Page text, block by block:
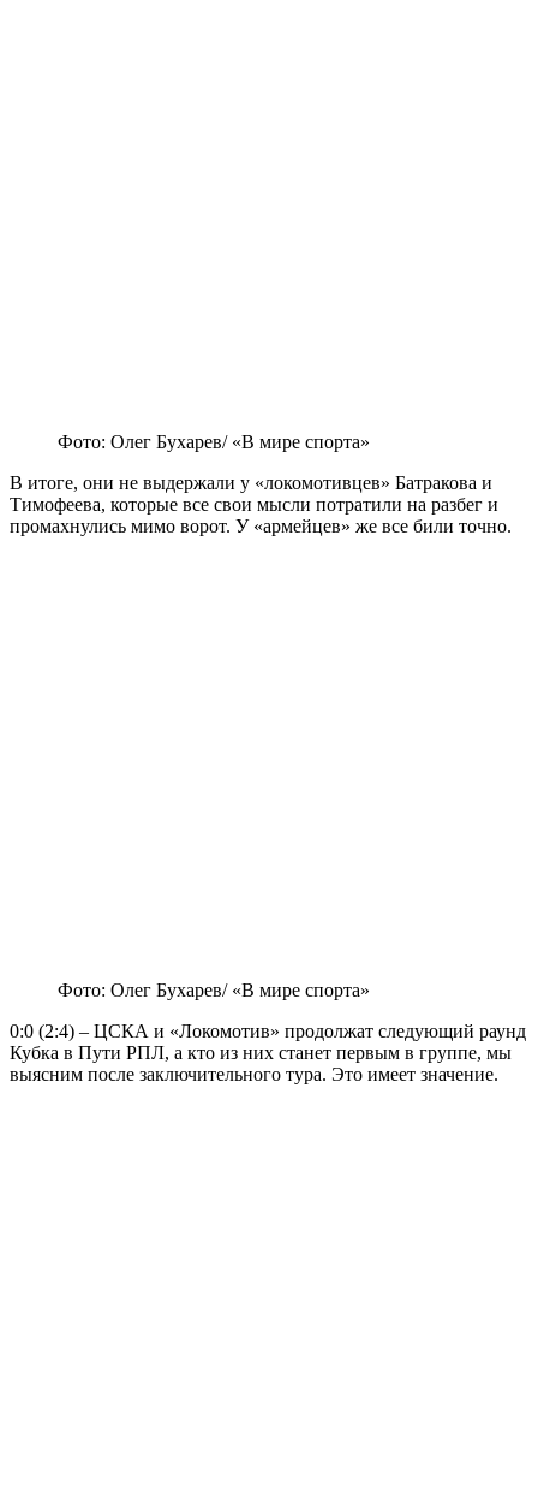
Фото: Олег Бухарев/ «В мире спорта»
В итоге, они не выдержали у «локомотивцев» Батракова и
Тимофеева, которые все свои мысли потратили на разбег и
промахнулись мимо ворот. У «армейцев» же все били точно.
Фото: Олег Бухарев/ «В мире спорта»
0:0 (2:4) – ЦСКА и «Локомотив» продолжат следующий раунд
Кубка в Пути РПЛ, а кто из них станет первым в группе, мы
выясним после заключительного тура. Это имеет значение.